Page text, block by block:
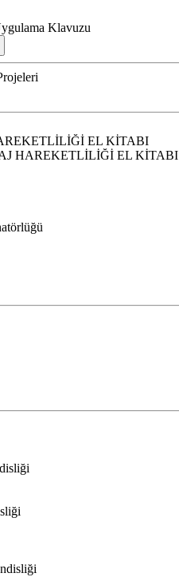
Klavuzu
EL KİTABI
HAREKETLİLİĞİ EL KİTABI